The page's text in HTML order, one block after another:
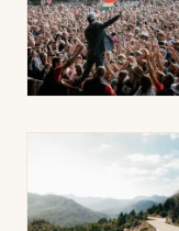
Newsletter des
Artistes en
Actus à Thouars
Magazine à